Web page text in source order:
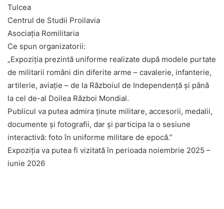
Tulcea
Centrul de Studii Proilavia
Asociația Romilitaria
Ce spun organizatorii:
„Expoziția prezintă uniforme realizate după modele purtate
de militarii români din diferite arme – cavalerie, infanterie,
artilerie, aviație – de la Războiul de Independență și până
la cel de-al Doilea Război Mondial.
Publicul va putea admira ținute militare, accesorii, medalii,
documente și fotografii, dar și participa la o sesiune
interactivă: foto în uniforme militare de epocă.”
Expoziția va putea fi vizitată în perioada noiembrie 2025 –
iunie 2026